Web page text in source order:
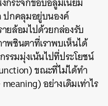
ปกคลุมอยู่บนองค์
ยล้อมไปด้วยกล่องรับ
พชินตาที่เราพบเห็นได้
รมมุ่งเน้นไปที่ประโยชน์
ขณะที่ไม่ได้ทำ
อย่างเดิมเท่าไร